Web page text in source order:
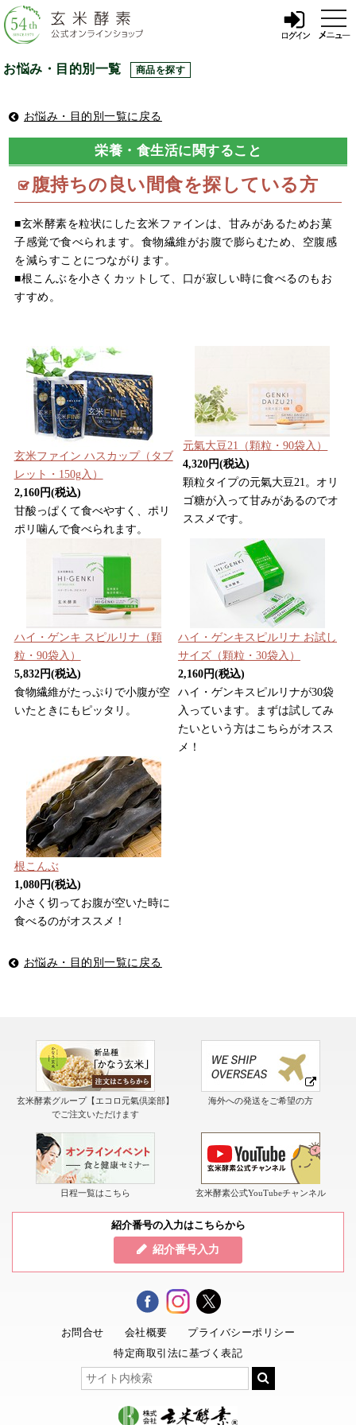
t
o
g
i
お悩み・目的別一覧 商品を探す
お悩み・目的別一覧に戻る
栄養・食生活に関すること
腹持ちの良い間食を探している方
■玄米酵素を粒状にした玄米ファインは、甘みがあるためお菓
子感覚で食べられます。食物繊維がお腹で膨らむため、空腹感
を減らすことにつながります。
■根こんぶを小さくカットして、口が寂しい時に食べるのもお
すすめ。
玄米ファイン ハスカップ（タブ
レット・150g入）
2,160円(税込)
甘酸っぱくて食べやすく、ポリ
ポリ噛んで食べられます。
元氣大豆21（顆粒・90袋入）
4,320円(税込)
顆粒タイプの元氣大豆21。オリ
ゴ糖が入って甘みがあるのでオ
ススメです。
ハイ・ゲンキ スピルリナ（顆
粒・90袋入）
5,832円(税込)
食物繊維がたっぷりで小腹が空
いたときにもピッタリ。
ハイ・ゲンキスピルリナ お試し
サイズ（顆粒・30袋入）
2,160円(税込)
ハイ・ゲンキスピルリナが30袋
入っています。まずは試してみ
たいという方はこちらがオスス
メ！
根こんぶ
1,080円(税込)
小さく切ってお腹が空いた時に
食べるのがオススメ！
お悩み・目的別一覧に戻る
玄米酵素グループ【エコロ元氣倶楽部】
でご注文いただけます
海外への発送をご希望の方
日程一覧はこちら 玄米酵素公式YouTubeチャンネル
紹介番号の入力はこちらから
紹介番号入力
お問合せ 会社概要
プライバシーポリシー
特定商取引法に基づく表記